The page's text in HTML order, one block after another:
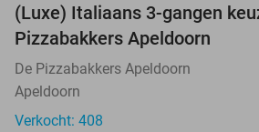
(Luxe) Italiaans 3-gangen
Pizzabakkers Apeldoorn
De Pizzabakkers Apeldoorn
Apeldoorn
Verkocht: 408